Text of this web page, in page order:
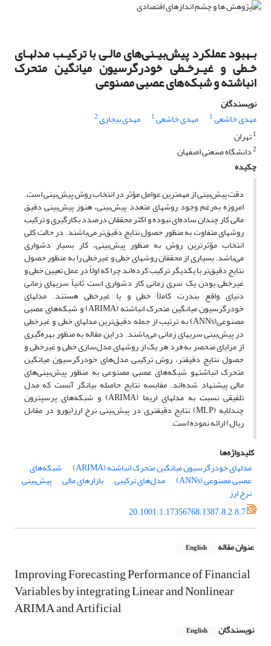
بـهبود عملکرد پیش‌بیـنی‌های مالـی با ترکیـب مدلهـای
خـطی و غیـرخـطی خودرگرسیون میانگین متحرک
انباشته و شبکه‌های عصبی مصنوعی
نویسندگان
مهدی خاشعی1 مهدی خاشعی1 مهدی بیجاری2
1تهران
2دانشگاه صنعتی اصفهان
چکیده
دقت پیش‌بینی از مهمترین عوامل مؤثر در انتخاب روش پیش‌بینی است.
امروزه به‌‌رغم وجود روشهای متعدد پیش‌بینی، هنوز پیش‌بینی‌ دقیق
مالی کار چندان ساده‌ای نبوده و اکثر محققان درصدد بکارگیری و ترکیب
روشهای متفاوت به منظور حصول نتایج دقیق‌تر می‌‌باشند. در حالت کلی
انتخاب مؤثرترین روش به منظور پیش‌بینی، کار بسیار دشواری
می‌باشد. بسیاری از محققان روشهای خطی و غیرخطی را به منظور حصول
نتایج دقیق‌تر با یکدیگر ترکیب کرده‌اند چرا که اولاً در عمل تعیین خطی و
غیرخطی بودن یک سری زمانی کار دشواری است ثانیاً سریهای زمانی
دنیای واقع بندرت کاملاً خطی و یا غیرخطی هستند. مدلهای
خودرگرسیون میانگین متحرک انباشته (ARIMA) و شبکه‌های عصبی
مصنوعی(ANNs) به ترتیب از جمله دقیق‌ترین مدلهای خطی و غیرخطی
در پیش‌بینی سریهای زمانی می‌باشند. در این مقاله به منظور بهره‌گیری
از مزایای منحصر به فرد هر یک از روشهای مدل‌سازی خطی و غیرخطی و
حصول نتایج دقیقتر، روش ترکیبی مدل‌های خودرگرسیون میانگین
متحرک انباشتهو شبکه‌های عصبی مصنوعی به منظور پیش‌بینی‌های
مالی پیشنهاد شده‌اند. مقایسه نتایج حاصله بیانگر آنست که مدل
تلفیقی نسبت به مدلهای اریما (ARIMA) و شبکه‌های پرسپترون
چندلایه (MLP) نتایج دقیقتری در پیش‌بینی نرخ ارز(یورو در مقابل
ریال) ارائه نموده است.
کلیدواژه‌ها
مدلهای خودرگرسیون میانگین متحرک انباشته (ARIMA)
شبکه‌های
عصبی مصنوعی (ANNs) مدل‌های ترکیبی بازارهای مالی پیش‌‌بینی
نرخ ارز
20.1001.1.17356768.1387.8.2.8.7
عنوان مقاله English
Improving Forecasting Performance of Financial
Variables by integrating Linear and Nonlinear
ARIMA and Artificial
نویسندگان English